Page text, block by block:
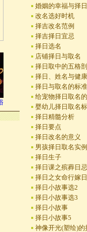
婚姻的幸福与择
改名选好时机
择吉改名范例
择吉择日宜忌
择日选名
店铺择日与取名
择日取中的五格
择日、姓名与健康
择日与取名的标准
给宠物择日取名
婴幼儿择日取名
择日精髓分析
择日要点
择日改名的意义
男孩择日取名实例
择日生子
择日课之殡葬日忌
择日之女命行嫁日
择日小故事选2
择日小故事选3
择日小故事
择日小故事5
神像开光(塑绘)的